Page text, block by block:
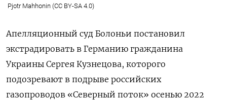
Pjotr Mahhonin (CC BY-SA 4.0)
Апелляционный суд Болоньи постановил
экстрадировать в Германию гражданина
Украины Сергея Кузнецова, которого
подозревают в подрыве российских
газопроводов «Северный поток» осенью 2022